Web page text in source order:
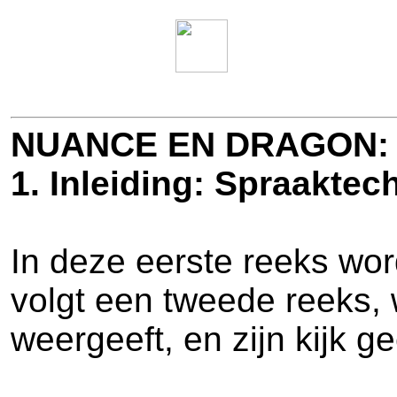
NUANCE EN
1. Inleiding:
In deze eerste reeks
volgt een tweede reeks,
weergeeft, en zijn kijk